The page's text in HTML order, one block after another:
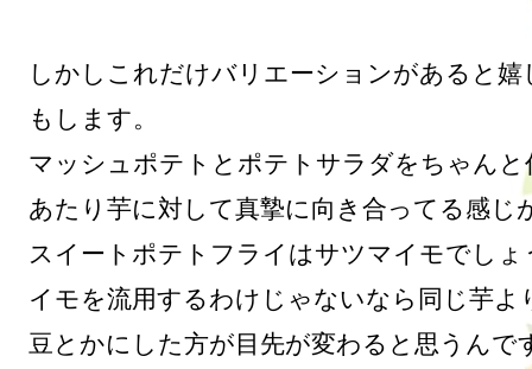
しかしこれだけバリエーションがあると嬉
もします。
マッシュポテトとポテトサラダをちゃんと
あたり芋に対して真摯に向き合ってる感じ
スイートポテトフライはサツマイモでしょ
イモを流用するわけじゃないなら同じ芋よ
豆とかにした方が目先が変わると思うんで